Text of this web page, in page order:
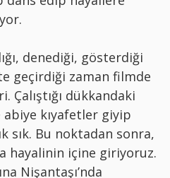
denediği, gösterdiği
geçirdiği zaman filmde
Çalıştığı dükkandaki
abiye kıyafetler giyip
sık. Bu noktadan sonra,
hayalinin içine giriyoruz.
Nişantaşı’nda